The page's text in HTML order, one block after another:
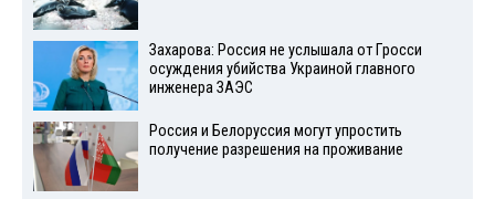
Захарова: Россия не услышала от Гросси
осуждения убийства Украиной главного
инженера ЗАЭС
Россия и Белоруссия могут упростить
получение разрешения на проживание